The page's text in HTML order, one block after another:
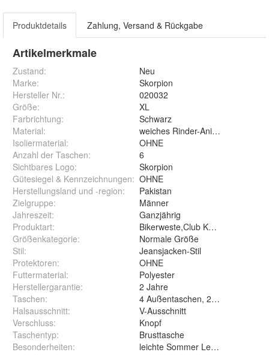
Produktdetails Zahlung, Versand & Rückgabe
Artikelmerkmale
Zustand:
Neu
Marke:
Skorpion
Hersteller Nr.:
020032
Größe:
XL
Farbrichtung:
Schwarz
Material:
weiches Rinder-Anilinleder
Isoliermaterial:
OHNE
Anzahl der Taschen:
6
Sichtbares Logo:
Skorpion
Gütesiegel & Kennzeichnungen: OHNE
Herstellungsland und -region:
Pakistan
Zielgruppe:
Männer
Jahreszeit:
Ganzjährig
Produktart:
Bikerweste,Club
Größenkategorie:
Normale Größe
Stil:
Jeansjacken-Stil
Protektoren:
OHNE
Futtermaterial:
Polyester
Herstellergarantie:
2 Jahre
Taschen:
4 Außentaschen, 2 Innentaschen
Halsausschnitt:
V-Ausschnitt
Verschluss:
Knopf
Taschentyp:
Brusttasche
Besonderheiten:
leichte Sommer Lederweste